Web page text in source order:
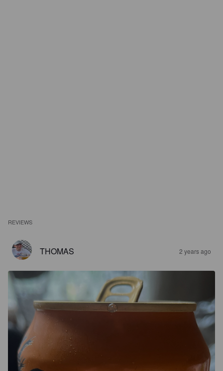
REVIEWS
THOMAS 2 years ago